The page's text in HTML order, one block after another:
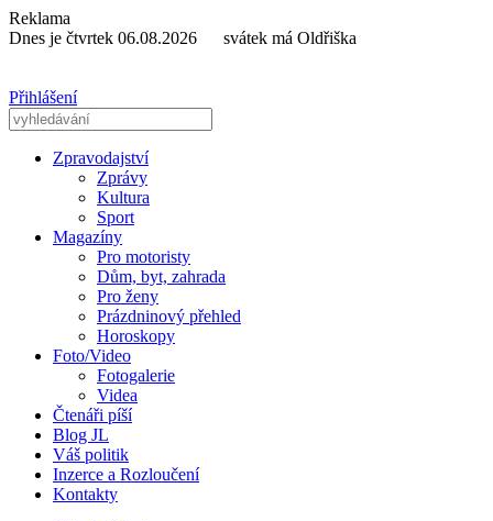
Reklama
Dnes je čtvrtek 06.08.2026 svátek má Oldřiška
Přihlášení
Zpravodajství
Zprávy
Kultura
Sport
Magazíny
Pro motoristy
Dům, byt, zahrada
Pro ženy
Prázdninový přehled
Horoskopy
Foto/Video
Fotogalerie
Videa
Čtenáři píší
Blog JL
Váš politik
Inzerce a Rozloučení
Kontakty